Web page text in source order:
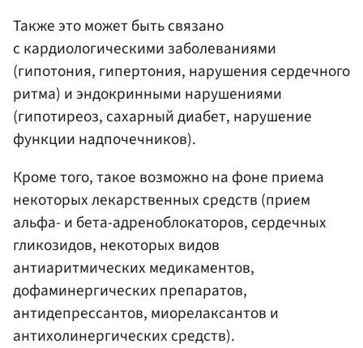
Также это может быть связано
с кардиологическими заболеваниями
(гипотония, гипертония, нарушения сердечного
ритма) и эндокринными нарушениями
(гипотиреоз, сахарный диабет, нарушение
функции надпочечников).
Кроме того, такое возможно на фоне приема
некоторых лекарственных средств (прием
альфа- и бета-адреноблокаторов, сердечных
гликозидов, некоторых видов
антиаритмических медикаментов,
дофаминергических препаратов,
антидепрессантов, миорелаксантов и
антихолинергических средств).